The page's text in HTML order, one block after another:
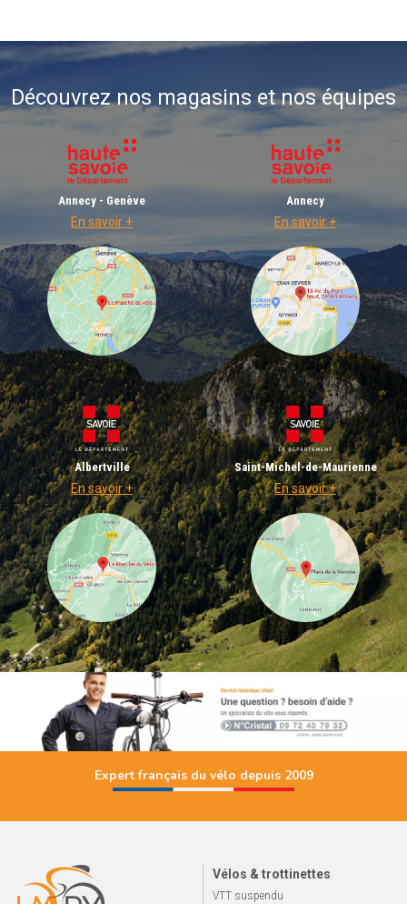
Découvrez nos magasins et nos équipes
Annecy - Genève
En savoir +
Annecy
En savoir +
Albertville
En savoir +
Saint-Michel-de-Maurienne
En savoir +
Expert français du vélo depuis 2009
Vélos & trottinettes
VTT suspendu